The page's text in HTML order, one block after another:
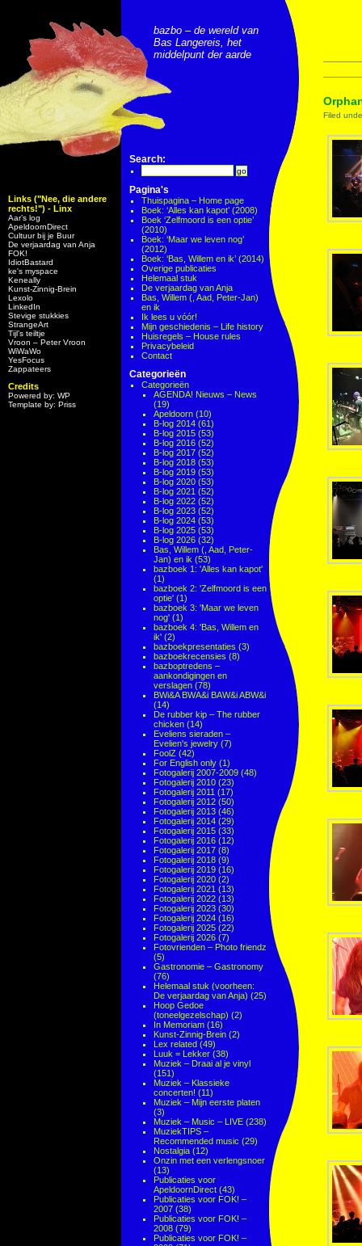
Links ("Nee, die andere
rechts!") - Linx
Aar’s log
ApeldoornDirect
Cultuur bij je Buur
De verjaardag van Anja
FOK!
IdiotBastard
ke's myspace
Keneally
Kunst-Zinnig-Brein
Lexolo
LinkedIn
Stevige stukkies
StrangeArt
Tijl’s teiltje
Vroon – Peter Vroon
WiWaWo
YesFocus
Zappateers
Credits
Powered by: WP
Template by: Priss
bazbo – de wereld van
Bas Langereis, het
middelpunt der aarde
Search:
Pagina's
Thuispagina – Home page
Boek: ‘Alles kan kapot’ (2008)
Boek ‘Zelfmoord is een optie’
(2010)
Boek: ‘Maar we leven nog’
(2012)
Boek: ‘Bas, Willem en ik’ (2014)
Overige publicaties
Helemaal stuk
De verjaardag van Anja
Bas, Willem (, Aad, Peter-Jan)
en ik
Ik lees u vóór!
Mijn geschiedenis – Life history
Huisregels – House rules
Privacybeleid
Contact
Categorieën
Categorieën
AGENDA! Nieuws – News
(19)
Apeldoorn (10)
B-log 2014 (61)
B-log 2015 (53)
B-log 2016 (52)
B-log 2017 (52)
B-log 2018 (53)
B-log 2019 (53)
B-log 2020 (53)
B-log 2021 (52)
B-log 2022 (52)
B-log 2023 (52)
B-log 2024 (53)
B-log 2025 (53)
B-log 2026 (32)
Bas, Willem (, Aad, Peter-
Jan) en ik (53)
bazboek 1: 'Alles kan kapot'
(1)
bazboek 2: 'Zelfmoord is een
optie' (1)
bazboek 3: 'Maar we leven
nog' (1)
bazboek 4: 'Bas, Willem en
ik' (2)
bazboekpresentaties (3)
bazboekrecensies (8)
bazboptredens –
aankondigingen en
verslagen (78)
BWi&A BWA&i BAW&i ABW&i
(14)
De rubber kip – The rubber
chicken (14)
Eveliens sieraden –
Evelien's jewelry (7)
FoolZ (42)
For English only (1)
Fotogalerij 2007-2009 (48)
Fotogalerij 2010 (23)
Fotogalerij 2011 (17)
Fotogalerij 2012 (50)
Fotogalerij 2013 (46)
Fotogalerij 2014 (29)
Fotogalerij 2015 (33)
Fotogalerij 2016 (12)
Fotogalerij 2017 (8)
Fotogalerij 2018 (9)
Fotogalerij 2019 (16)
Fotogalerij 2020 (2)
Fotogalerij 2021 (13)
Fotogalerij 2022 (13)
Fotogalerij 2023 (30)
Fotogalerij 2024 (16)
Fotogalerij 2025 (22)
Fotogalerij 2026 (7)
Fotovrienden – Photo friendz
(5)
Gastronomie – Gastronomy
(76)
Helemaal stuk (voorheen:
De verjaardag van Anja) (25)
Hoop Gedoe
(toneelgezelschap) (2)
In Memoriam (16)
Kunst-Zinnig-Brein (2)
Lex related (49)
Luuk = Lekker (38)
Muziek – Draai al je vinyl
(151)
Muziek – Klassieke
concerten! (11)
Muziek – Mijn eerste platen
(3)
Muziek – Music – LIVE (238)
MuziekTIPS –
Recommended music (29)
Nostalgia (12)
Onzin met een verlengsnoer
(13)
Publicaties voor
ApeldoornDirect (43)
Publicaties voor FOK! –
2007 (38)
Publicaties voor FOK! –
2008 (79)
Publicaties voor FOK! –
Filed